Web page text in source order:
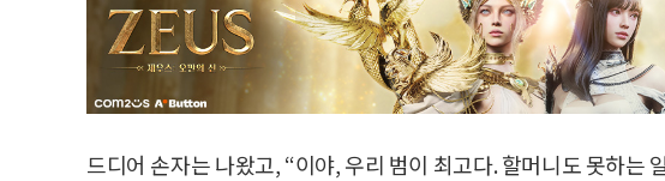
드디어 손자는 나왔고, “이야, 우리 범이 최고다. 할머니도 못하는